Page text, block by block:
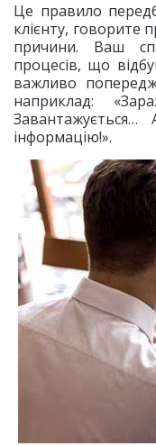
Це правило
клієнту, говорите
причини. Ваш
процесів, що
важливо
наприклад:
інформацію!».